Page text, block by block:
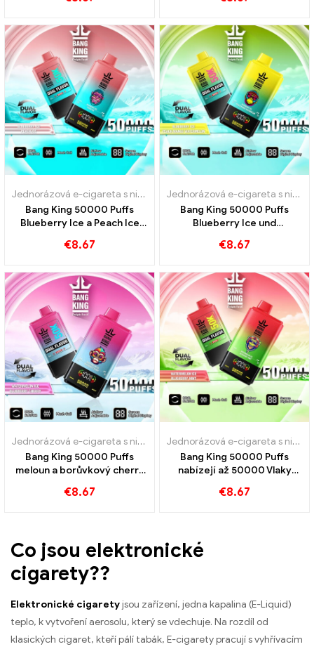
Jednorázová e-cigareta s nikotinem ,Jednorázové e-cigarety,
Bang King 50000 Puffs
Blueberry Ice a Peach Ice
€8.67
Jednorázová e-cigareta s nikotinem
Bang King 50000 Puffs
Blueberry Ice und
€8.67
Jednorázová e-cigareta s nikotinem ,Jednorázové e-cigarety,
Bang King 50000 Puffs
meloun a borůvkový cherry
€8.67
Jednorázová e-cigareta s nikotinem
Bang King 50000 Puffs
nabízejí až 50000 Vlaky
borůvkové máty
€8.67
Co jsou elektronické
cigarety??
Elektronické cigaretyjsou zařízení, jedna kapalina (E-Liquid)
teplo, k vytvoření aerosolu, který se vdechuje. Na rozdíl od
klasických cigaret, kteří pálí tabák, E-cigarety pracují s vyhřívacím